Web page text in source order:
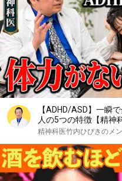
【ADHD/ASD】一瞬
人の5つの特徴【精神
精神科医竹内ひびきのメ